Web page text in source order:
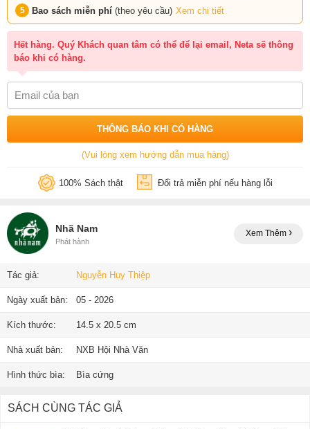
Bao sách miễn phí (theo yêu cầu) Xem chi tiết
Hết hàng. Quý Khách quan tâm có thể để lại email, Neta sẽ thông
báo khi có hàng.
THÔNG BÁO KHI CÓ HÀNG
(Vui lòng xem hướng dẫn mua hàng)
100% Sách thật Đổi trả miễn phí nếu hàng lỗi
Nhã Nam
Phát hành
Xem Thêm
Tác giả: Nguyễn Huy Thiệp
Ngày xuất bản: 05 - 2026
Kích thước: 14.5 x 20.5 cm
Nhà xuất bản: NXB Hội Nhà Văn
Hình thức bìa: Bìa cứng
SÁCH CÙNG TÁC GIẢ